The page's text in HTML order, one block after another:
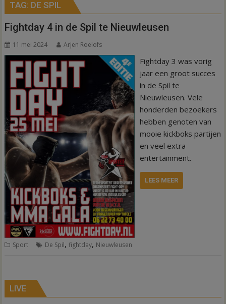
TAG: DE SPIL
Fightday 4 in de Spil te Nieuwleusen
11 mei 2024 Arjen Roelofs
Fightday 3 was vorig
jaar een groot succes
in de Spil te
Nieuwleusen. Vele
honderden bezoekers
hebben genoten van
mooie kickboks partijen
en veel extra
entertainment.
LEES MEER
Sport De Spil, fightday, Nieuwleusen
LIVE